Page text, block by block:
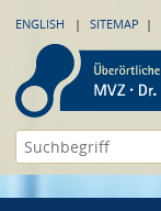
ENGLISH SITEMAP